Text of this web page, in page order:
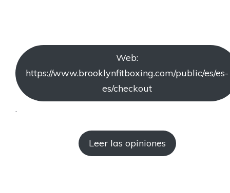
Web:
https://www.brooklynfitboxing.com/public/es/es-
es/checkout
.
Leer las opiniones